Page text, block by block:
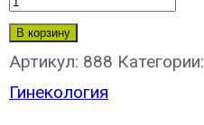
В корзину
Артикул: 888 Категории:
Гинекология